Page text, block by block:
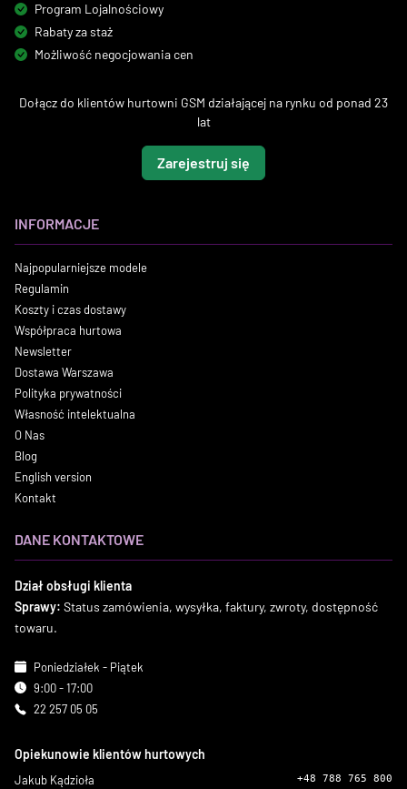
Program Lojalnościowy
Rabaty za staż
Możliwość negocjowania cen
Dołącz do klientów hurtowni GSM działającej na rynku od ponad 23
lat
Zarejestruj się
INFORMACJE
Najpopularniejsze modele
Regulamin
Koszty i czas dostawy
Współpraca hurtowa
Newsletter
Dostawa Warszawa
Polityka prywatności
Własność intelektualna
O Nas
Blog
English version
Kontakt
DANE KONTAKTOWE
Dział obsługi klienta
Sprawy: Status zamówienia, wysyłka, faktury, zwroty, dostępność
towaru.
Poniedziałek - Piątek
9:00 - 17:00
22 257 05 05
Opiekunowie klientów hurtowych
Jakub Kądzioła +48 788 765 800